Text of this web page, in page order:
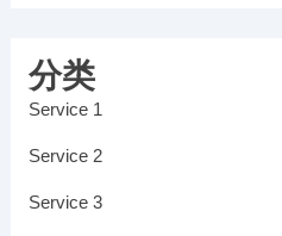
分类
Service 1
Service 2
Service 3